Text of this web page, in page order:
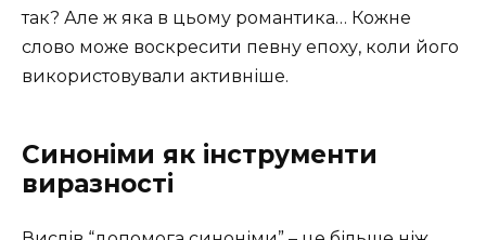
так? Але ж яка в цьому романтика… Кожне
слово може воскресити певну епоху, коли його
використовували активніше.
Синоніми як інструменти
виразності